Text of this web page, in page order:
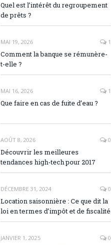
Quel est l’intérêt du regroupement
de prêts ?
MAI 19, 2026 1
Comment la banque se rémunère-
t-elle ?
MAI 16, 2026 1
Que faire en cas de fuite d’eau ?
AOÛT 8, 2026 0
Découvrir les meilleures
tendances high-tech pour 2017
DÉCEMBRE 31, 2024 0
Location saisonnière : Ce que dit la
loi en termes d’impôt et de fiscalité
JANVIER 1, 2025 0